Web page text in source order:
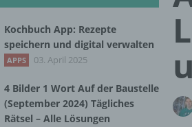
Kochbuch App: Rezepte
speichern und digital verwalten
APPS 03. April 2025
4 Bilder 1 Wort Auf der Baustelle
(September 2024) Tägliches
Rätsel – Alle Lösungen